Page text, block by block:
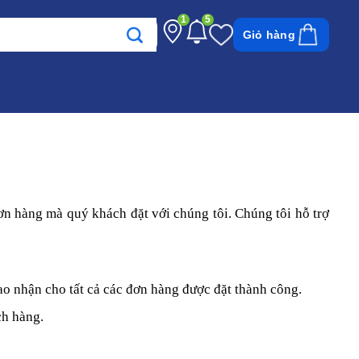
1 5
Giỏ hàng
hàng mà quý khách đặt với chúng tôi. Chúng tôi hỗ trợ
cho tất cả các đơn hàng được đặt thành công.
hàng.